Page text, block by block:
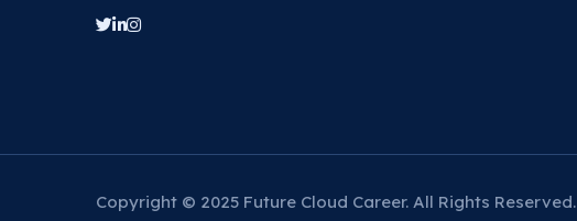
Copyright © 2025 Future Cloud Career. All Rights Reserved.